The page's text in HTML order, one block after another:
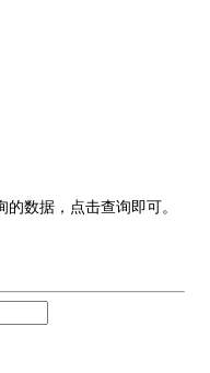
数据，点击查询即可。